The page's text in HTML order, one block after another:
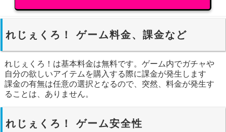
れじぇくろ！ ゲーム料金、課金など
れじぇくろ！は基本料金は無料です。ゲーム内でガチャや
自分の欲しいアイテムを購入する際に課金が発生します
課金の有無は任意の選択となるので、突然、料金が発生す
ることは、ありません。
れじぇくろ！ ゲーム安全性